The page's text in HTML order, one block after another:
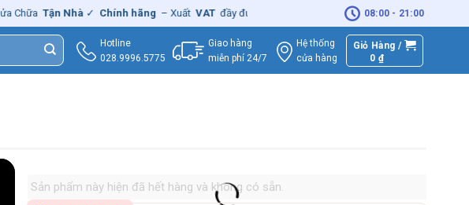
Tận Nhà ✓ Chính hãng – Xuất VAT đầy đủ | 🚚 giao hàng - Sửa Chữa Tận Nhà
08:00 - 21:00
Hotline
028.9996.5775
Giao hàng
miễn phí 24/7
Hệ thống
cửa hàng
Giỏ Hàng /
0₫
Sản phẩm này hiện đã hết hàng và không có sẵn.